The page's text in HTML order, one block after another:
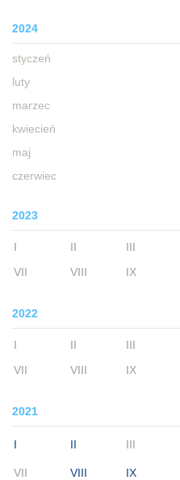
2024
styczeń
luty
marzec
kwiecień
maj
czerwiec
2023
I II III
VII
VIII IX
2022
I II III
VII
VIII IX
2021
I II III
VII VIII IX